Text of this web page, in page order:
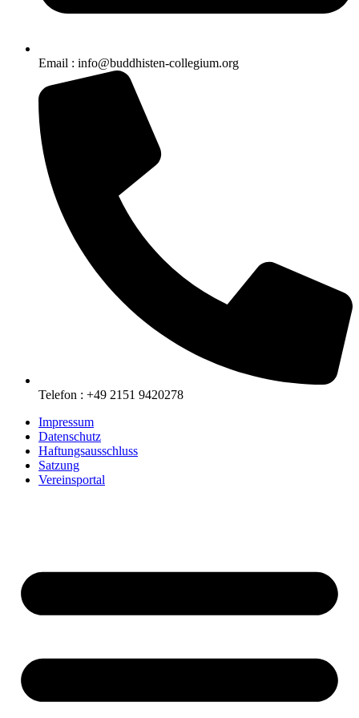
Email : info@buddhisten-collegium.org
Telefon : +49 2151 9420278
Impressum
Datenschutz
Haftungsausschluss
Satzung
Vereinsportal